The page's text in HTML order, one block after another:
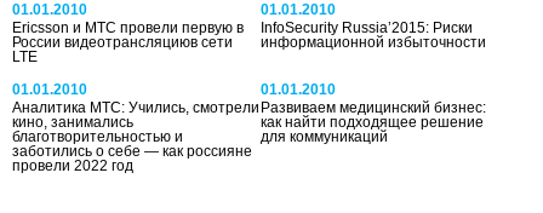
01.01.2010
Ericsson и МТС провели первую в
России видеотрансляциюв сети
LTE
01.01.2010
InfoSecurity Russia’2015: Риски
информационной избыточности
01.01.2010
Аналитика МТС: Учились, смотрели
кино, занимались
благотворительностью и
заботились о себе — как россияне
провели 2022 год
01.01.2010
Развиваем медицинский бизнес:
как найти подходящее решение
для коммуникаций